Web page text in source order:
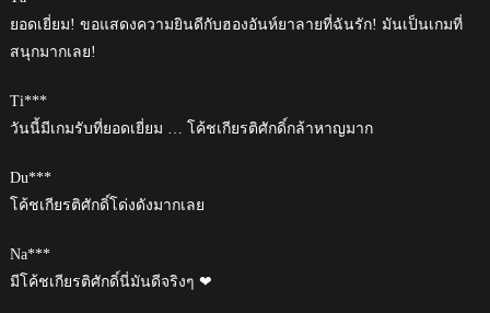
ยอดเยี่ยม! ขอแสดงความยินดีกับฮองอันห์ยาลายที่ฉันรัก! มันเป็นเกมที่
สนุกมากเลย!
Ti***
วันนี้มีเกมรับที่ยอดเยี่ยม … โค้ชเกียรติศักดิ์กล้าหาญมาก
Du***
โค้ชเกียรติศักดิ์โด่งดังมากเลย
Na***
มีโค้ชเกียรติศักดิ์นี่มันดีจริงๆ ❤